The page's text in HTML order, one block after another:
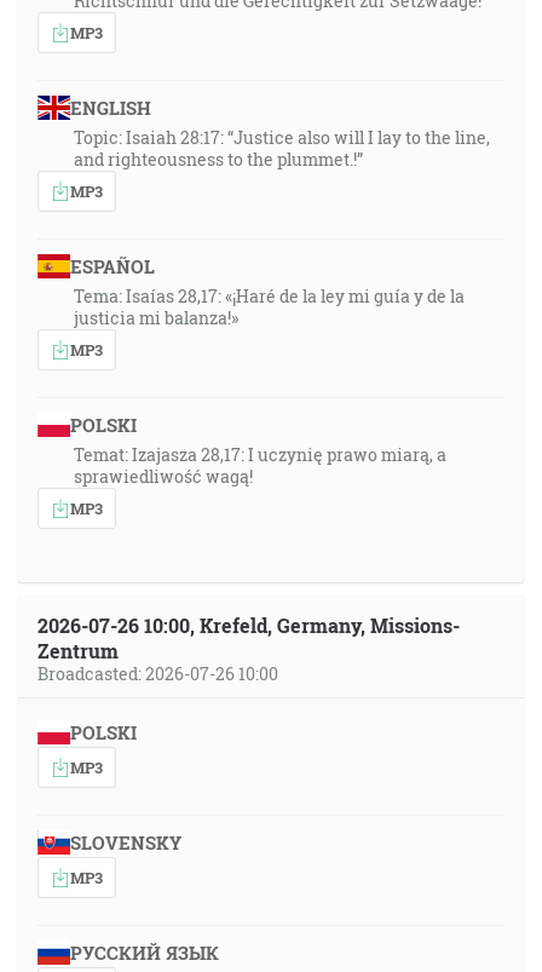
MP3
ENGLISH
Topic: Isaiah 28:17: “Justice also will I lay to the line,
and righteousness to the plummet.!”
MP3
ESPAÑOL
Tema: Isaías 28,17: «¡Haré de la ley mi guía y de la
justicia mi balanza!»
MP3
POLSKI
Temat: Izajasza 28,17: I uczynię prawo miarą, a
sprawiedliwość wagą!
MP3
2026-07-26 10:00, Krefeld, Germany, Missions-
Zentrum
Broadcasted: 2026-07-26 10:00
POLSKI
MP3
SLOVENSKY
MP3
РУССКИЙ ЯЗЫК